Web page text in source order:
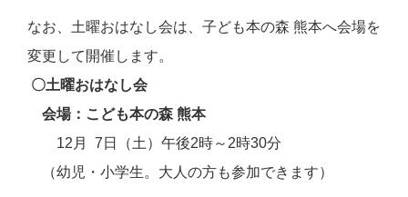
なお、土曜おはなし会は、子ども本の森 熊本へ会場を
変更して開催します。
〇土曜おはなし会
会場：こども本の森 熊本
12月
7日（土）午後2時～2時30分
（幼児・小学生。大人の方も参加できます）